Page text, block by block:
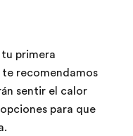
tu primera
recomendamos
sentir el calor
para que